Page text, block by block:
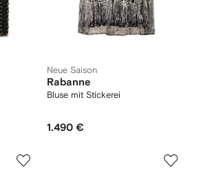
Neue Saison
Rabanne
Bluse mit Stickerei
1.490 €